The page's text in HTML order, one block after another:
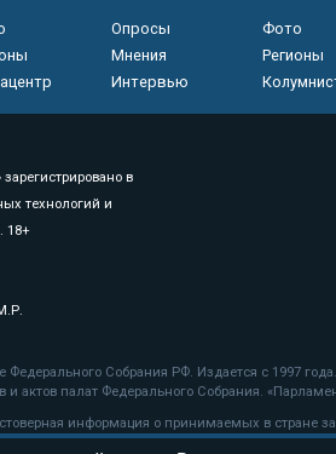
Опросы
Фото
Мнения
Регионы
Интервью
в
технологий и
18+
Собрания РФ. Издается с 1997
актов палат Федерального Собрания.
информация о принимаемых в стране